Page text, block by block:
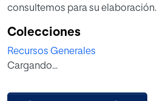
consultemos para su elaboración.
Colecciones
Recursos Generales
Cargando...